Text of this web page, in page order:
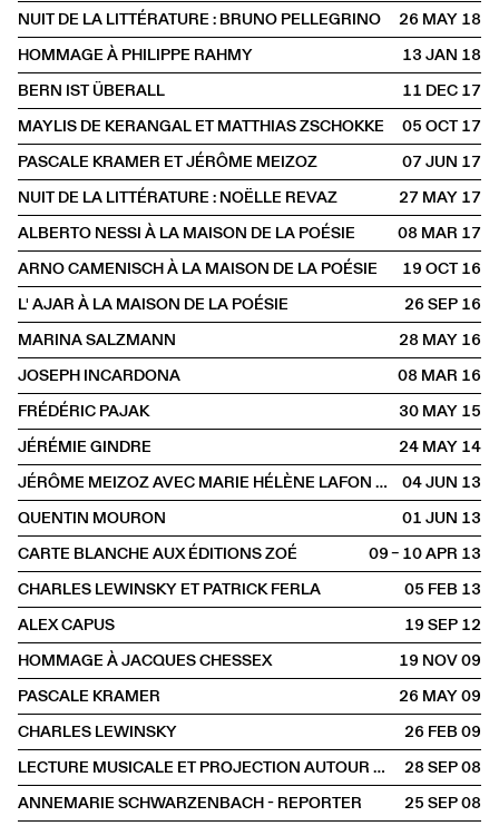
NUIT DE LA LITTÉRATURE : BRUNO PELLEGRINO
26 MAY2018
HOMMAGE À PHILIPPE RAHMY
13 JAN2018
BERN IST ÜBERALL
11 DEC2017
MAYLIS DE KERANGAL ET MATTHIAS ZSCHOKKE
05 OCT2017
PASCALE KRAMER ET JÉRÔME MEIZOZ
07 JUN2017
NUIT DE LA LITTÉRATURE : NOËLLE REVAZ
27 MAY2017
ALBERTO NESSI À LA MAISON DE LA POÉSIE
08 MAR2017
ARNO CAMENISCH À LA MAISON DE LA POÉSIE
19 OCT2016
L' AJAR À LA MAISON DE LA POÉSIE
26 SEP2016
MARINA SALZMANN
28 MAY2016
JOSEPH INCARDONA
08 MAR2016
FRÉDÉRIC PAJAK
30 MAY2015
JÉRÉMIE GINDRE
24 MAY2014
JÉRÔME MEIZOZ AVEC MARIE HÉLÈNE LAFON ET PIERRE BERGOUNIOUX
04 JUN2013
QUENTIN MOURON
01 JUN2013
CARTE BLANCHE AUX ÉDITIONS ZOÉ
09 – 10 APR2013
CHARLES LEWINSKY ET PATRICK FERLA
05 FEB2013
ALEX CAPUS
19 SEP2012
HOMMAGE À JACQUES CHESSEX
19 NOV2009
PASCALE KRAMER
26 MAY2009
CHARLES LEWINSKY
26 FEB2009
LECTURE MUSICALE ET PROJECTION AUTOUR D'ANNEMARIE SCHWARZENBACH
28 SEP2008
ANNEMARIE SCHWARZENBACH - REPORTER
25 SEP2008